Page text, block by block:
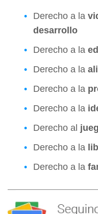
Derecho a la
desarrollo
Derecho a la
Derecho a la
Derecho a la
Derecho a la
Derecho al
Derecho a la
Derecho a la